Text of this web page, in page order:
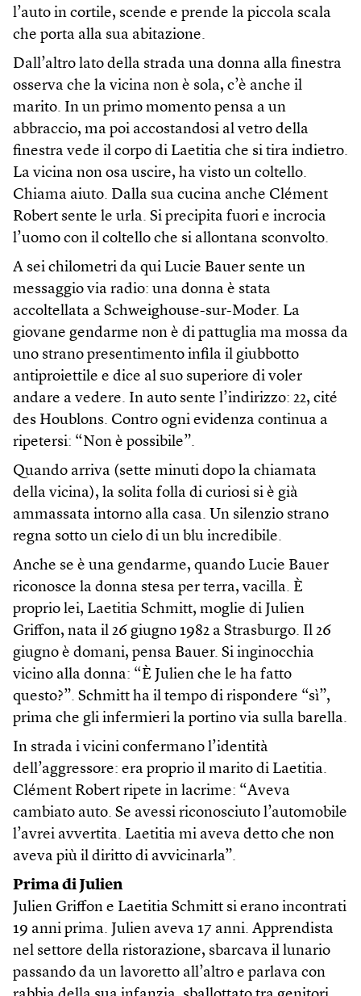
l’auto in cortile, scende e prende la piccola scala
che porta alla sua abitazione.
Dall’altro lato della strada una donna alla finestra
osserva che la vicina non è sola, c’è anche il
marito. In un primo momento pensa a un
abbraccio, ma poi accostandosi al vetro della
finestra vede il corpo di Laetitia che si tira indietro.
La vicina non osa uscire, ha visto un coltello.
Chiama aiuto. Dalla sua cucina anche Clément
Robert sente le urla. Si precipita fuori e incrocia
l’uomo con il coltello che si allontana sconvolto.
A sei chilometri da qui Lucie Bauer sente un
messaggio via radio: una donna è stata
accoltellata a Schweighouse-sur-Moder. La
giovane gendarme non è di pattuglia ma mossa da
uno strano presentimento infila il giubbotto
antiproiettile e dice al suo superiore di voler
andare a vedere. In auto sente l’indirizzo: 22, cité
des Houblons. Contro ogni evidenza continua a
ripetersi: “Non è possibile”.
Quando arriva (sette minuti dopo la chiamata
della vicina), la solita folla di curiosi si è già
ammassata intorno alla casa. Un silenzio strano
regna sotto un cielo di un blu incredibile.
Anche se è una gendarme, quando Lucie Bauer
riconosce la donna stesa per terra, vacilla. È
proprio lei, Laetitia Schmitt, moglie di Julien
Griffon, nata il 26 giugno 1982 a Strasburgo. Il 26
giugno è domani, pensa Bauer. Si inginocchia
vicino alla donna: “È Julien che le ha fatto
questo?”. Schmitt ha il tempo di rispondere “sì”,
prima che gli infermieri la portino via sulla barella.
In strada i vicini confermano l’identità
dell’aggressore: era proprio il marito di Laetitia.
Clément Robert ripete in lacrime: “Aveva
cambiato auto. Se avessi riconosciuto l’automobile
l’avrei avvertita. Laetitia mi aveva detto che non
aveva più il diritto di avvicinarla”.
Prima di Julien
Julien Griffon e Laetitia Schmitt si erano incontrati
19 anni prima. Julien aveva 17 anni. Apprendista
nel settore della ristorazione, sbarcava il lunario
passando da un lavoretto all’altro e parlava con